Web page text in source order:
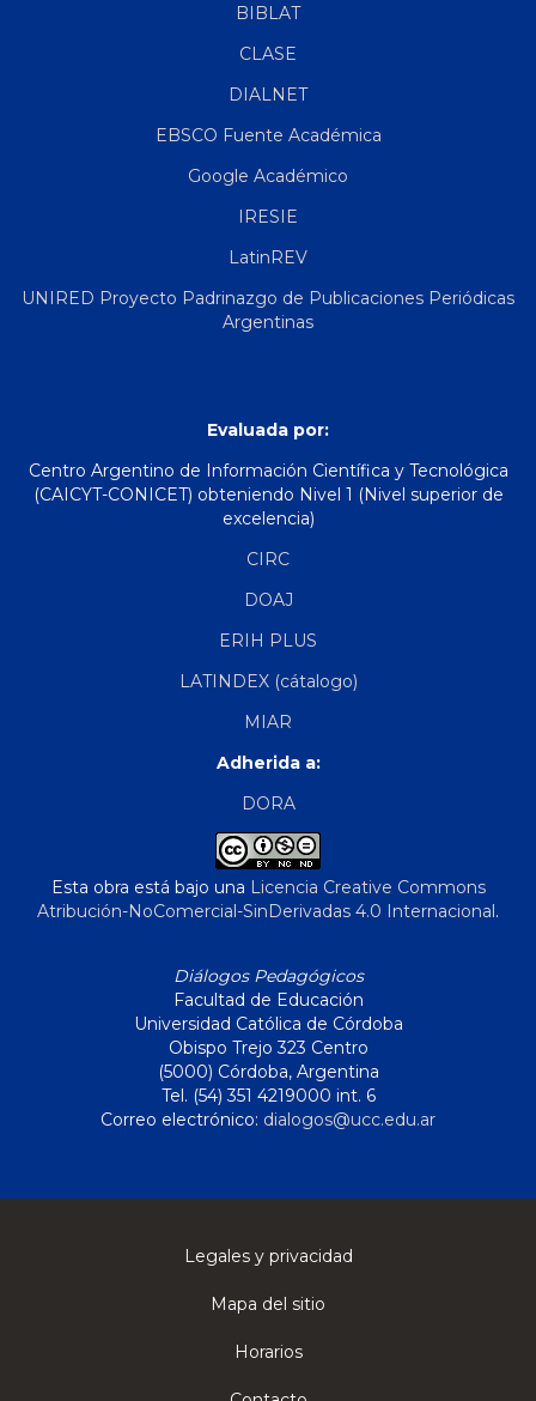
BIBLAT
CLASE
DIALNET
EBSCO Fuente Académica
Google Académico
IRESIE
LatinREV
UNIRED Proyecto Padrinazgo de Publicaciones Periódicas
Argentinas
Evaluada por:
Centro Argentino de Información Científica y Tecnológica
(CAICYT-CONICET) obteniendo Nivel 1 (Nivel superior de
excelencia)
CIRC
DOAJ
ERIH PLUS
LATINDEX (cátalogo)
MIAR
Adherida a:
DORA
Esta obra está bajo una Licencia Creative Commons
Atribución-NoComercial-SinDerivadas 4.0 Internacional.
Diálogos Pedagógicos
Facultad de Educación
Universidad Católica de Córdoba
Obispo Trejo 323 Centro
(5000) Córdoba, Argentina
Tel. (54) 351 4219000 int. 6
Correo electrónico: dialogos@ucc.edu.ar
Legales y privacidad
Mapa del sitio
Horarios